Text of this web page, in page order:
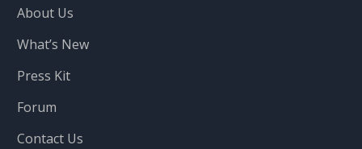
About Us
What’s New
Press Kit
Forum
Contact Us